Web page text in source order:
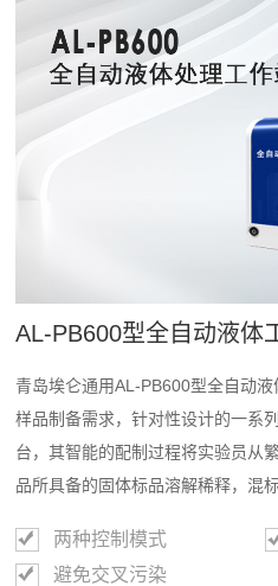
AL-PB600型全自动液体
青岛埃仑通用AL-PB600型全自动
样品制备需求，针对性设计的一系
台，其智能的配制过程将实验员从
品所具备的固体标品溶解稀释，混
室的液体样品制备过程。
两种控制模式
避免交叉污染